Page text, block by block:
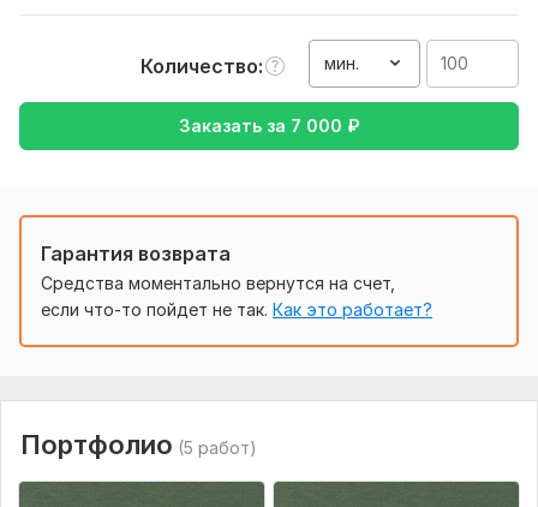
Исходные музыкальные файлы, Исходные дорожки,
дорожки должны быть названы, если есть проект в daw
программе - пришлите.
Объем услуги в кворке:
Количество мин.
Заказать за 7 000 ₽
Гарантия возврата
Средства моментально вернутся на счет,
если что-то пойдет не так. Как это работает?
Портфолио (5 работ)